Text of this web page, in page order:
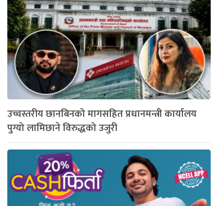
उच्चस्तरीय छानबिनको मागसहित प्रधानमन्त्री कार्यालय
पुग्यो लामिछाने विरुद्धको उजुरी